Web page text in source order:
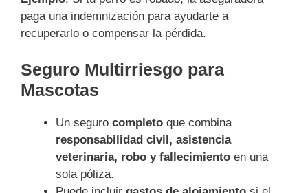
paga una indemnización para ayudarte a
recuperarlo o compensar la pérdida.
Seguro Multirriesgo para
Mascotas
Un seguro completo que combina
responsabilidad civil, asistencia
veterinaria, robo y fallecimiento en una
sola póliza.